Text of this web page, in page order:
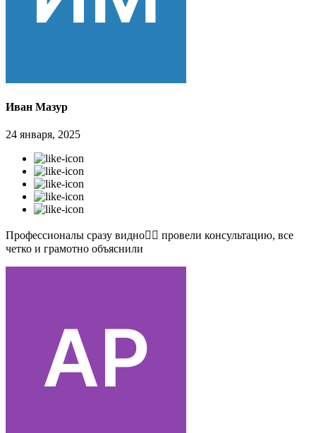
Иван Мазур
24 января, 2025
Профессионалы сразу видно👍🏻 провели консультацию, все
четко и грамотно объяснили